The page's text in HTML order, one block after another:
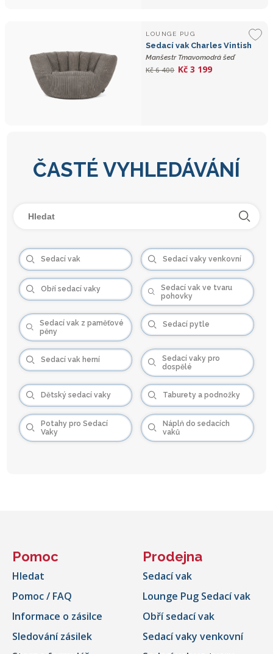
LOUNGE PUG
Sedací vak Charles Vintish
Manšestr Tmavomodrá šeď
Kč 6 400 Kč 3 199
ČASTÉ VYHLEDÁVÁNÍ
Sedací vak Sedací vaky venkovní
Obří sedací vaky
Sedací vak ve tvaru
pohovky
Sedací vak z paměťové
pěny
Sedací pytle
Sedací vak herní
Sedací vaky pro
dospělé
Dětský sedací vaky Taburety a podnožky
Potahy pro Sedací
Vaky
Náplň do sedacích
vaků
Pomoc
Hledat
Pomoc / FAQ
Informace o zásilce
Sledování zásilek
Prodejna
Sedací vak
Lounge Pug Sedací vak
Obří sedací vak
Sedací vaky venkovní